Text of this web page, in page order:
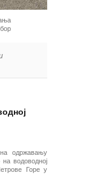
одржавању
водоводној
Горе у